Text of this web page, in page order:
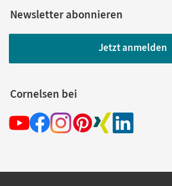
Newsletter abonnieren
Jetzt anmelden
Cornelsen bei